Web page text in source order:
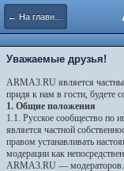
← На главную
Уважаемые друзья!
ARMA3.RU является
придя к нам в гости, будете
1. Общие положения
1.1. Русское сообщество
является частной
правом устанавливать
модерации как
ARMA3.RU — модераторов.